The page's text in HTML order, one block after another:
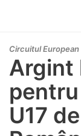
Circuitul
Argint
U17